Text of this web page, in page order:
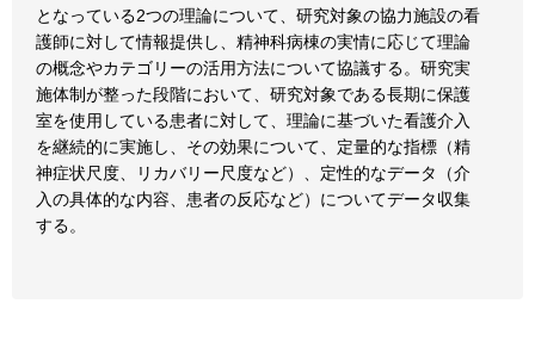
となっている2つの理論について、研究対象の協力施設の看
護師に対して情報提供し、精神科病棟の実情に応じて理論
の概念やカテゴリーの活用方法について協議する。研究実
施体制が整った段階において、研究対象である長期に保護
室を使用している患者に対して、理論に基づいた看護介入
を継続的に実施し、その効果について、定量的な指標（精
神症状尺度、リカバリー尺度など）、定性的なデータ（介
入の具体的な内容、患者の反応など）についてデータ収集
する。